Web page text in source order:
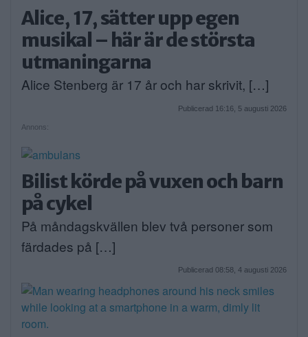
Alice, 17, sätter upp egen
musikal – här är de största
utmaningarna
Alice Stenberg är 17 år och har skrivit, […]
Publicerad 16:16, 5 augusti 2026
Annons:
Bilist körde på vuxen och barn
på cykel
På måndagskvällen blev två personer som
färdades på […]
Publicerad 08:58, 4 augusti 2026